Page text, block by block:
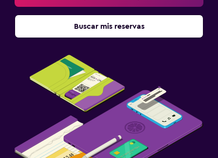
Buscar mis reservas